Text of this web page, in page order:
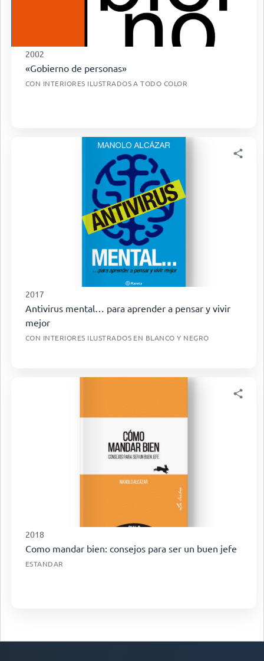
2002
«Gobierno de personas»
CON INTERIORES ILUSTRADOS A TODO COLOR
2017
Antivirus mental… para aprender a pensar y vivir
mejor
CON INTERIORES ILUSTRADOS EN BLANCO Y NEGRO
2018
Como mandar bien: consejos para ser un buen jefe
ESTANDAR